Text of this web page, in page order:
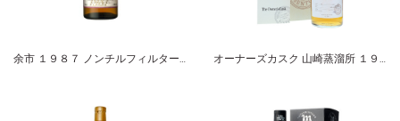
余市 １９８７ ノンチルフィルタード シングルモルト ニッカ オーナーズカスク 山崎蒸溜所 １９９８-２００９ ホグスヘッド サントリーシングルカスクウイスキー